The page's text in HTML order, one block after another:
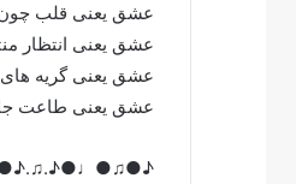
عشق یعنی قلب چون
عشق یعنی انتظار
عشق یعنی گریه
عشق یعنی طاعت